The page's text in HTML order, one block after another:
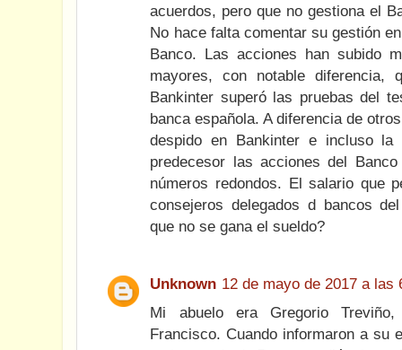
acuerdos, pero que no gestiona el
No hace falta comentar su gestión
Banco. Las acciones han subido
mayores, con notable
Bankinter superó las pruebas del
banca española. A diferencia de
despido en Bankinter e incluso
predecesor las acciones del
números redondos. El salario que
consejeros delegados d bancos
que no se gana el sueldo?
Unknown 12 de mayo de 2017 a las
Mi abuelo era Gregorio
Francisco. Cuando informaron a su